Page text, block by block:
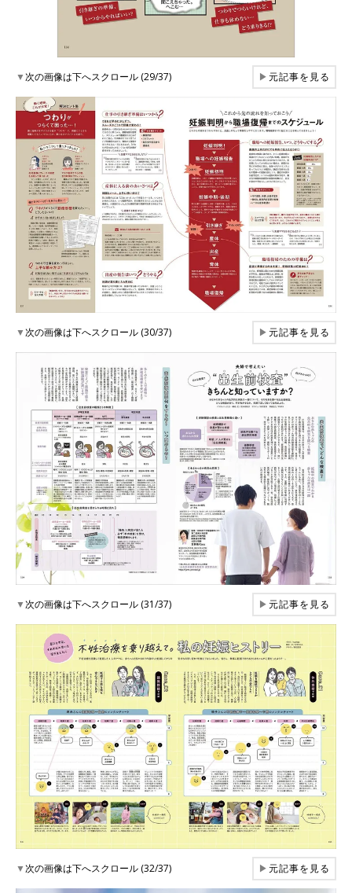
▼次の画像は下へスクロール (29/37) ▶元記事を見る
▼次の画像は下へスクロール (30/37) ▶元記事を見る
▼次の画像は下へスクロール (31/37) ▶元記事を見る
▼次の画像は下へスクロール (32/37) ▶元記事を見る